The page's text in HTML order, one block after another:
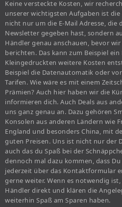
Keine versteckte Kosten, wir
unserer wichtigsten Aufgaben ist
nicht nur um die E-Mail Adresse, die
Newsletter gegeben hast, sondern
Händler genau anschauen, bevor
berichten. Das kann zum Beispiel
Kleingedruckten weitere Kosten
Beispiel die Datenautomatik oder
Tarifen. Wie wäre es mit einem
Prämien? Auch hier haben wir die
informieren dich. Auch Deals aus
uns ganz genau an. Dazu gehören
Konsolen aus anderen Ländern wie
England und besonders China, mit
guten Preisen. Uns ist nicht nur der
auch das du Spaß bei der
dennoch mal dazu kommen, dass
jederzeit über das Kontaktformular
gerne weiter. Wenn es notwendig
Händler direkt und klären die
weiterhin Spaß am Sparen haben.